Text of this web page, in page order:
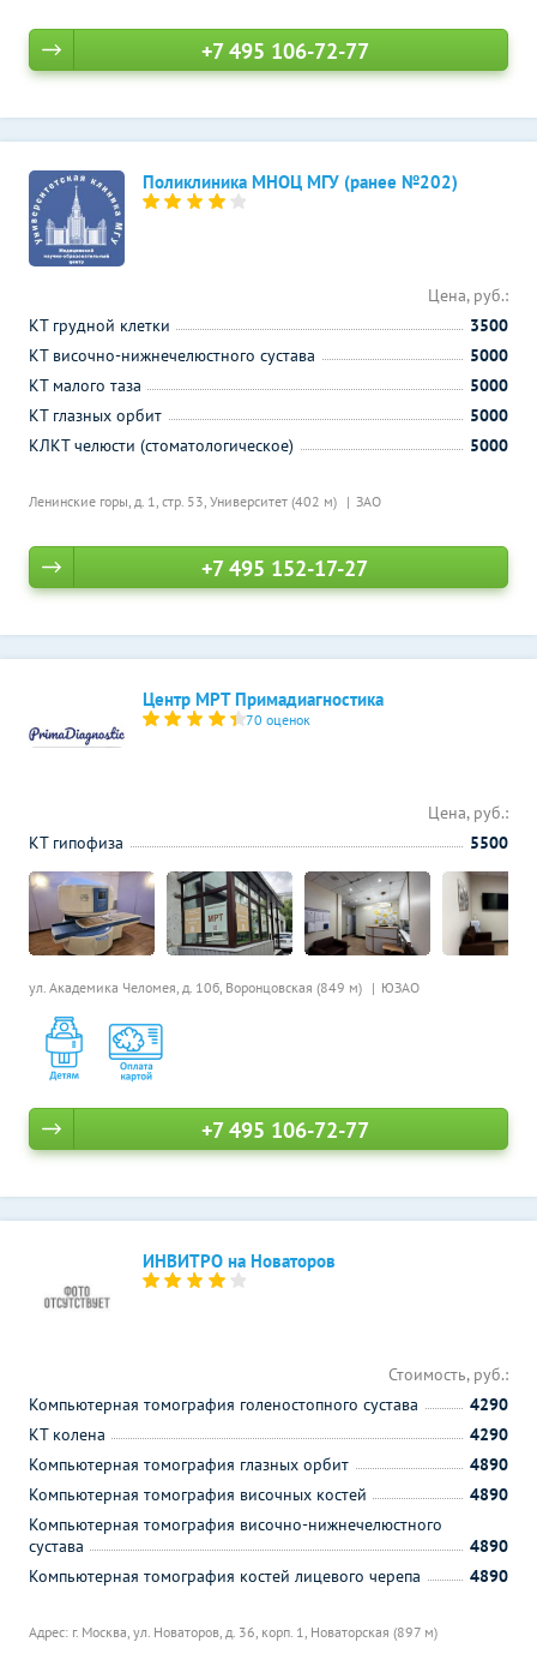
+7 495 106-72-77
Поликлиника МНОЦ МГУ (ранее №202)
Ленинские горы, д. 1, стр. 53, Университет (402 м) ЗАО
Цена, руб.:
КТ грудной клетки
3500
КТ височно-нижнечелюстного сустава
5000
КТ малого таза
5000
КТ глазных орбит
5000
КЛКТ челюсти (стоматологическое)
5000
+7 495 152-17-27
Центр МРТ Примадиагностика
70 оценок
ул. Академика Челомея, д. 10б, Воронцовская (849 м) ЮЗАО
Цена, руб.:
КТ гипофиза
5500
+7 495 106-72-77
ИНВИТРО на Новаторов
Адрес: г. Москва, ул. Новаторов, д. 36, корп. 1, Новаторская (897 м)
Стоимость, руб.:
Компьютерная томография голеностопного сустава
4290
КТ колена
4290
Компьютерная томография глазных орбит
4890
Компьютерная томография височных костей
4890
Компьютерная томография височно-нижнечелюстного
сустава
4890
Компьютерная томография костей лицевого черепа
4890